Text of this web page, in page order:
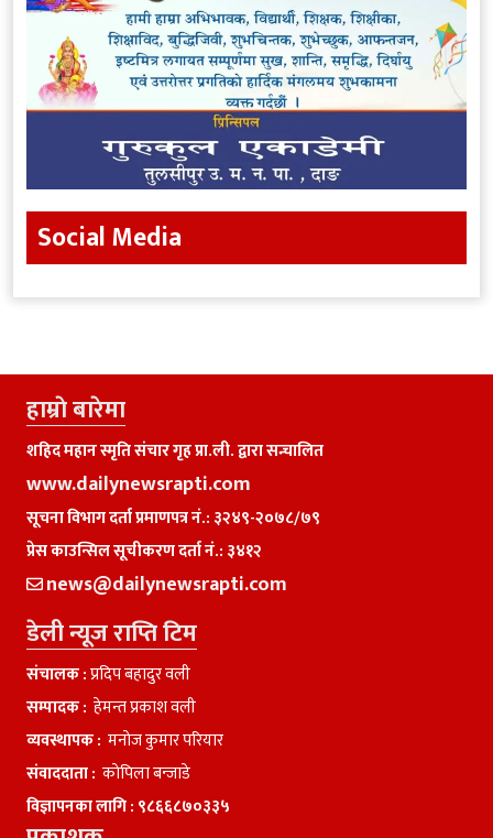
Social Media
हाम्राे बारेमा
शहिद महान स्मृति संचार गृह प्रा.ली. द्वारा सन्चालित
www.dailynewsrapti.com
सूचना विभाग दर्ता प्रमाणपत्र नं.: ३२४९-२०७८/७९
प्रेस काउन्सिल सूचीकरण दर्ता नं.: ३४१२
news@dailynewsrapti.com
डेली न्यूज राप्ति टिम
संचालक :प्रदिप बहादुर वली
सम्पादक : हेमन्त प्रकाश वली
व्यवस्थापक : मनाेज कुमार परियार
संवाददाता : काेपिला बन्जाडे
विज्ञापनका लागि : ९८६६८७०३३५